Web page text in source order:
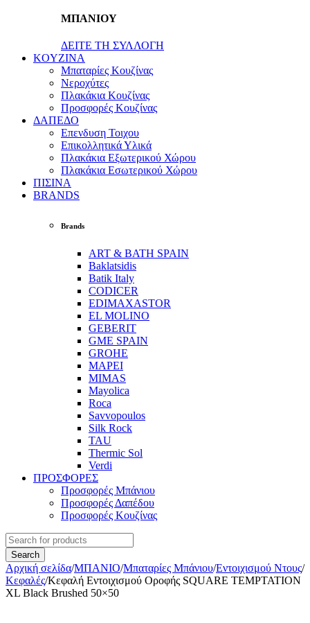
ΜΠΑΝΙΟΥ
ΔΕΙΤΕ ΤΗ ΣΥΛΛΟΓΗ
KOYZINA
Μπαταρίες Κουζίνας
Νεροχύτες
Πλακάκια Κουζίνας
Προσφορές Κουζίνας
ΔΑΠΕΔΟ
Επενδυση Τοιχου
Επικολλητικά Υλικά
Πλακάκια Εξωτερικού Χώρου
Πλακάκια Εσωτερικού Χώρου
ΠΙΣΙΝΑ
BRANDS
Brands
ART & BATH SPAIN
Baklatsidis
Batik Italy
CODICER
EDIMAXASTOR
EL MOLINO
GEBERIT
GME SPAIN
GROHE
MAPEI
MIMAS
Mayolica
Roca
Savvopoulos
Silk Rock
TAU
Thermic Sol
Verdi
ΠΡΟΣΦΟΡΕΣ
Προσφορές Μπάνιου
Προσφορές Δαπέδου
Προσφορές Κουζίνας
Αρχική σελίδα/ΜΠΑΝΙΟ/Μπαταρίες Μπάνιου/Εντοιχισμού Ντους/
Κεφαλές/Κεφαλή Εντοιχισμού Οροφής SQUARE TEMPTATION
XL Black Brushed 50×50